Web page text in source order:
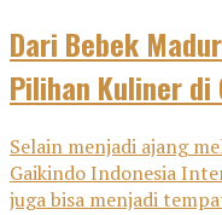
Dari Bebek
Pilihan Kuliner di
Selain menjadi ajang
Gaikindo Indonesia
juga bisa menjadi